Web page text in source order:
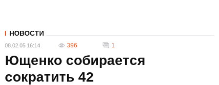
НОВОСТИ
08.02.05 16:14 396 1
Ющенко собирается
сократить 42